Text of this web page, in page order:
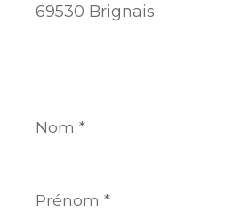
69530 Brignais
*
*